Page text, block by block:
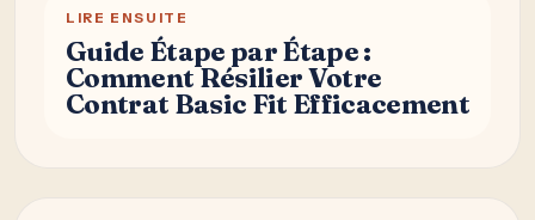
LIRE ENSUITE
Guide Étape par Étape :
Comment Résilier Votre
Contrat Basic Fit Efficacement